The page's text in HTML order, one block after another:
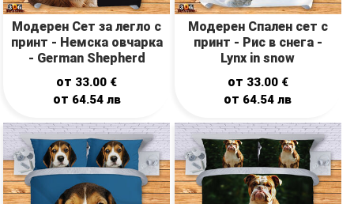
Модерен Сет за легло с
принт - Немска овчарка
- German Shepherd
от 33.00 €
от 64.54 лв
Модерен Спален сет с
принт - Рис в снега -
Lynx in snow
от 33.00 €
от 64.54лв